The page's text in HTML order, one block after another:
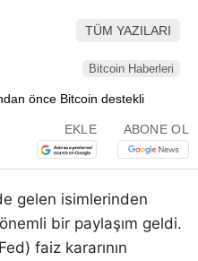
TÜM YAZILARI
Bitcoin Haberleri
EKLE ABONE OL
gelen isimlerinden
bir paylaşım geldi.
faiz kararının